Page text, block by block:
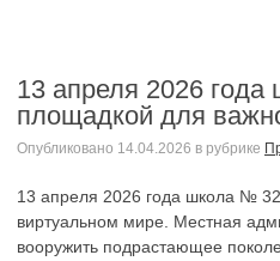
13 апреля 2026
площадкой для
Опубликовано 14.04.2026 в рубрике
13 апреля 2026 года школа №
виртуальном мире. Местная
вооружить подрастающее